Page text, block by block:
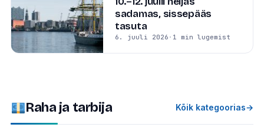
sadamas, sissepääs
tasuta
6. juuli 2026 · 1 min lugemist
Raha ja tarbija Kõik kategoorias→